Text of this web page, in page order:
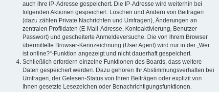
auch Ihre IP-Adresse gespeichert. Die IP-Adresse wird weiterhin bei
folgenden Aktionen gespeichert: Löschen und Ändern von Beiträgen
(dazu zählen Private Nachrichten und Umfragen), Änderungen an
zentralen Profildaten (E-Mail-Adresse, Kontoaktivierung, Benutzer-
Passwort) und gescheiterte Anmeldeversuche. Die von Ihrem Browser
übermittelte Browser-Kennzeichnung (User Agent) wird nur in der „Wer
ist online?“-Funktion angezeigt und nicht dauerhaft gespeichert.
Schließlich erfordern einzelne Funktionen des Boards, dass weitere
Daten gespeichert werden. Dazu gehören Ihr Abstimmungsverhalten bei
Umfragen, der Gelesen-Status von Ihren Beiträgen oder explizit von
Ihnen gesetzte Lesezeichen oder Benachrichtigungsfunktionen.